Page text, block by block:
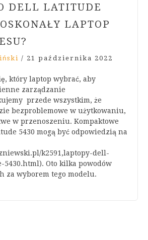
DELL LATITUDE
LAPTOP
/ 21 października 2022
który laptop wybrać, aby
zarządzanie
przede wszystkim, że
bezproblemowe w użytkowaniu,
w przenoszeniu. Kompaktowe
5430 mogą być odpowiedzią na
k2591,laptopy-dell-
Oto kilka powodów
za wyborem tego modelu.